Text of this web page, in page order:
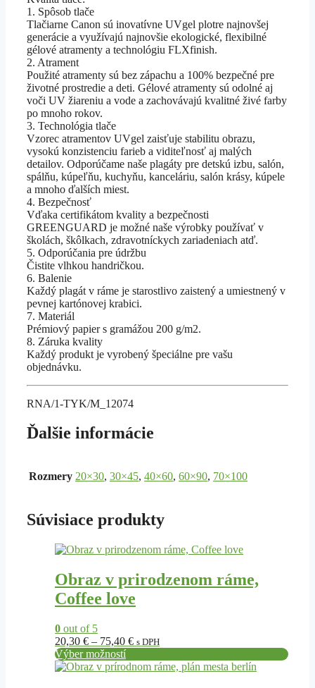
1. Spôsob tlače
Tlačiarne Canon sú inovatívne UVgel plotre najnovšej
generácie a využívajú najnovšie ekologické, flexibilné
gélové atramenty a technológiu FLXfinish.
2. Atrament
Použité atramenty sú bez zápachu a 100% bezpečné pre
životné prostredie a deti. Gélové atramenty sú odolné aj
voči UV žiareniu a vode a zachovávajú kvalitné živé farby
po mnoho rokov.
3. Technológia tlače
Vzorec atramentov UVgel zaisťuje stabilitu obrazu,
vysokú konzistenciu farieb a viditeľnosť aj malých
detailov. Odporúčame naše plagáty pre detskú izbu, salón,
spálňu, kúpeľňu, kuchyňu, kanceláriu, salón krásy, kúpele
a mnoho ďalších miest.
4. Bezpečnosť
Vďaka certifikátom kvality a bezpečnosti
GREENGUARD je možné naše výrobky používať v
školách, škôlkach, zdravotníckych zariadeniach atď.
5. Odporúčania pre údržbu
Čistite vlhkou handričkou.
6. Balenie
Každý plagát v ráme je starostlivo zaistený a umiestnený v
pevnej kartónovej krabici.
7. Materiál
Prémiový papier s gramážou 200 g/m2.
8. Záruka kvality
Každý produkt je vyrobený špeciálne pre vašu
objednávku.
RNA/1-TYK/M_12074
Ďalšie informácie
Rozmery 20×30, 30×45, 40×60, 60×90, 70×100
Súvisiace produkty
Obraz v prirodzenom ráme,
Coffee love
0 out of 5
20,30 € – 75,40 €Price
20,30 €
s DPH
Výber možností
Tento
má
viacero
variantov.
si
môžete
vybrať
na
stránke
Tento